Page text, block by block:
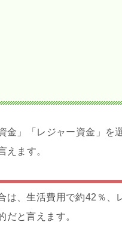
金」「レジャー資金」を
えます。
は、生活費用で約42％、
だと言えます。